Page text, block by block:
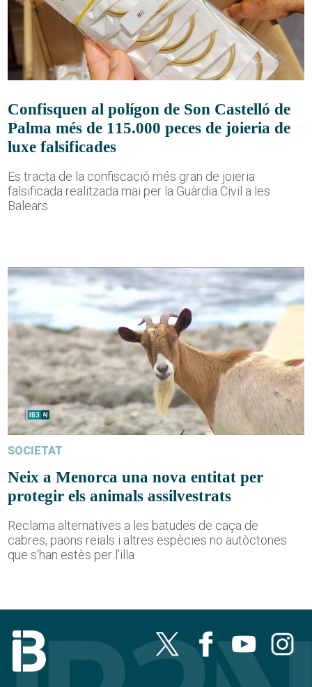
Confisquen al polígon de Son Castelló de
Palma més de 115.000 peces de joieria de
luxe falsificades
Es tracta de la confiscació més gran de joieria
falsificada realitzada mai per la Guàrdia Civil a les
Balears
SOCIETAT
Neix a Menorca una nova entitat per
protegir els animals assilvestrats
Reclama alternatives a les batudes de caça de
cabres, paons reials i altres espècies no autòctones
que s'han estès per l'illa